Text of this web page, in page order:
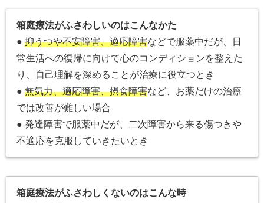
箱庭療法がふさわしいのはこんなかた
●抑うつや不安障害、適応障害などで服薬中だが、日
常生活への復帰に向けて心のコンディションを整えた
り、自己理解を深めることが治療に役立つとき
●無気力、適応障害、摂食障害など、お薬だけの治療
では改善が難しい場合
● 発達障害で服薬中だが、二次障害から来る傷つきや
不適応を克服していきたいとき
箱庭療法がふさわしくないのはこんな時